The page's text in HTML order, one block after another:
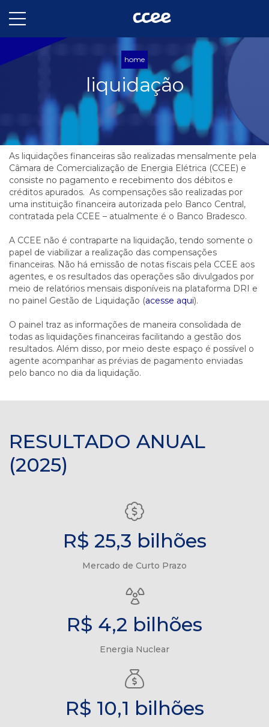
home
liquidação
As liquidações financeiras são realizadas mensalmente pela
Câmara de Comercialização de Energia Elétrica (CCEE) e
consiste no pagamento e recebimento dos débitos e
créditos apurados. As compensações são realizadas por
uma instituição financeira autorizada pelo Banco Central,
contratada pela CCEE – atualmente é o Banco Bradesco.
A CCEE não é contraparte na liquidação, tendo somente o
papel de viabilizar a realização das compensações
financeiras. Não há emissão de notas fiscais pela CCEE aos
agentes, e os resultados das operações são divulgados por
meio de relatórios mensais disponíveis na plataforma DRI e
no painel Gestão de Liquidação (acesse aqui).
O painel traz as informações de maneira consolidada de
todas as liquidações financeiras facilitando a gestão dos
resultados. Além disso, por meio deste espaço é possível o
agente acompanhar as prévias de pagamento enviadas
pelo banco no dia da liquidação.
RESULTADO ANUAL
(2025)
R$ 25,3 bilhões
Mercado de Curto Prazo
R$ 4,2 bilhões
Energia Nuclear
R$ 10,1 bilhões